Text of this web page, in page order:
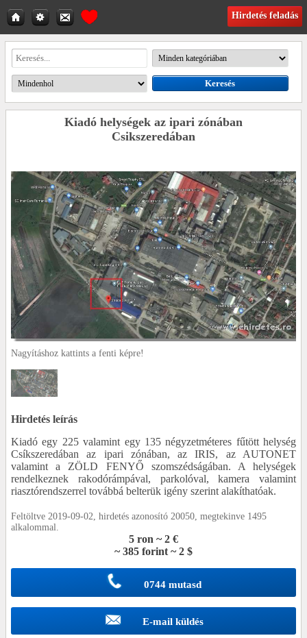
Hirdetés feladás
Kiadó helységek az ipari zónában
Csikszeredában
Nagyításhoz kattints a fenti képre!
Hirdetés leírás
Kiadó egy 225 valamint egy 135 négyzetméteres fűtött helység
Csíkszeredában az ipari zónában, az IRIS, az AUTONET
valamint a ZÖLD FENYŐ szomszédságában. A helységek
rendelkeznek rakodórámpával, parkolóval, kamera valamint
riasztórendszerrel továbbá belterük igény szerint alakíthatóak.
Feltöltve 2019-09-02, hirdetés azonosító 20050, megtekinve 1495
alkalommal.
5 ron ~ 2 €
~ 385 forint ~ 2 $
0744 mutasd
E-mail küldés